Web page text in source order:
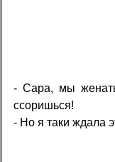
- Сара, мы
ссоришься!
- Но я таки ждала